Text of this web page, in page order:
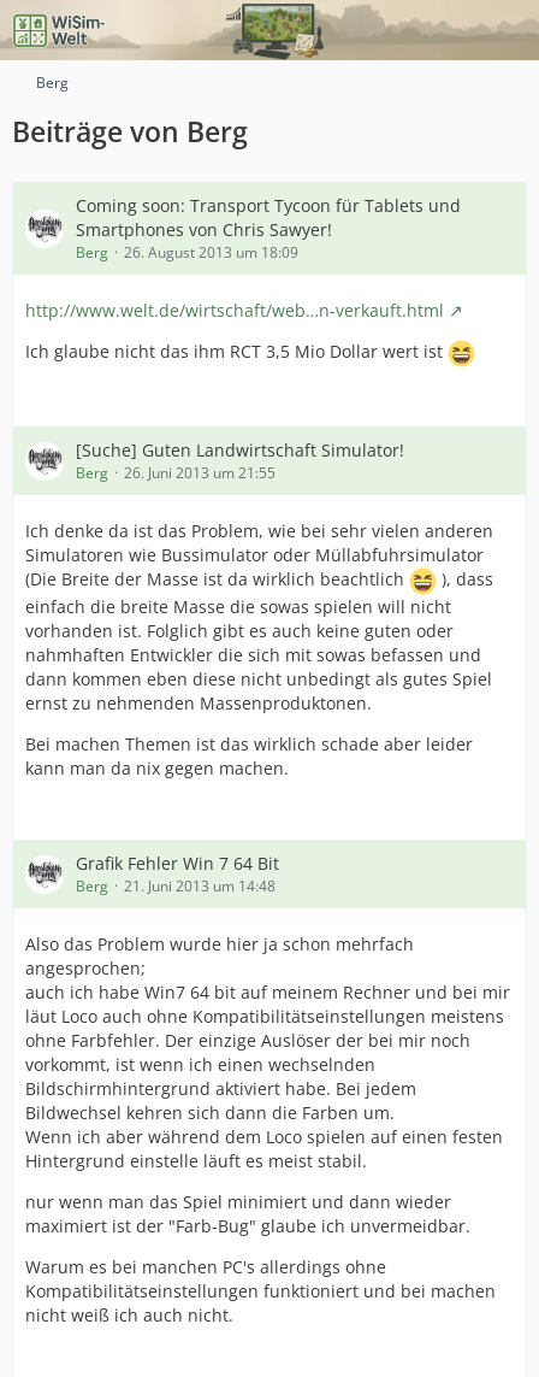
Berg
Beiträge von Berg
Coming soon: Transport Tycoon für Tablets und
Smartphones von Chris Sawyer!
Berg 26. August 2013 um 18:09
http://www.welt.de/wirtschaft/web…n-verkauft.html
Ich glaube nicht das ihm RCT 3,5 Mio Dollar wert ist
[Suche] Guten Landwirtschaft Simulator!
Berg 26. Juni 2013 um 21:55
Ich denke da ist das Problem, wie bei sehr vielen anderen
Simulatoren wie Bussimulator oder Müllabfuhrsimulator
(Die Breite der Masse ist da wirklich beachtlich
), dass
einfach die breite Masse die sowas spielen will nicht
vorhanden ist. Folglich gibt es auch keine guten oder
nahmhaften Entwickler die sich mit sowas befassen und
dann kommen eben diese nicht unbedingt als gutes Spiel
ernst zu nehmenden Massenproduktonen.
Bei machen Themen ist das wirklich schade aber leider
kann man da nix gegen machen.
Grafik Fehler Win 7 64 Bit
Berg 21. Juni 2013 um 14:48
Also das Problem wurde hier ja schon mehrfach
angesprochen;
auch ich habe Win7 64 bit auf meinem Rechner und bei mir
läut Loco auch ohne Kompatibilitätseinstellungen meistens
ohne Farbfehler. Der einzige Auslöser der bei mir noch
vorkommt, ist wenn ich einen wechselnden
Bildschirmhintergrund aktiviert habe. Bei jedem
Bildwechsel kehren sich dann die Farben um.
Wenn ich aber während dem Loco spielen auf einen festen
Hintergrund einstelle läuft es meist stabil.
nur wenn man das Spiel minimiert und dann wieder
maximiert ist der "Farb-Bug" glaube ich unvermeidbar.
Warum es bei manchen PC's allerdings ohne
Kompatibilitätseinstellungen funktioniert und bei machen
nicht weiß ich auch nicht.